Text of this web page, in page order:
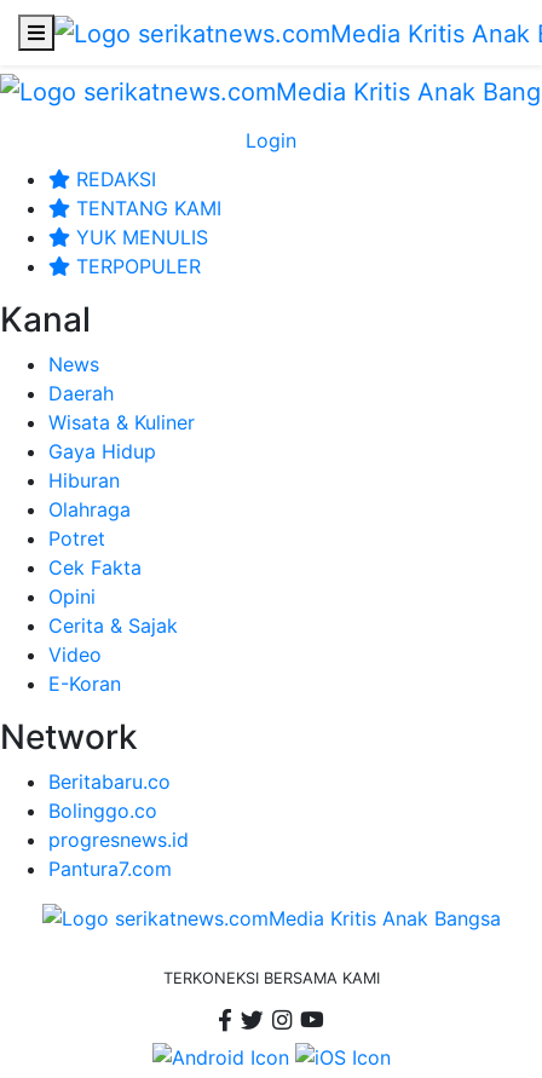
Login
REDAKSI
TENTANG KAMI
YUK MENULIS
TERPOPULER
Kanal
News
Daerah
Wisata & Kuliner
Gaya Hidup
Hiburan
Olahraga
Potret
Cek Fakta
Opini
Cerita & Sajak
Video
E-Koran
Network
Beritabaru.co
Bolinggo.co
progresnews.id
Pantura7.com
TERKONEKSI BERSAMA KAMI